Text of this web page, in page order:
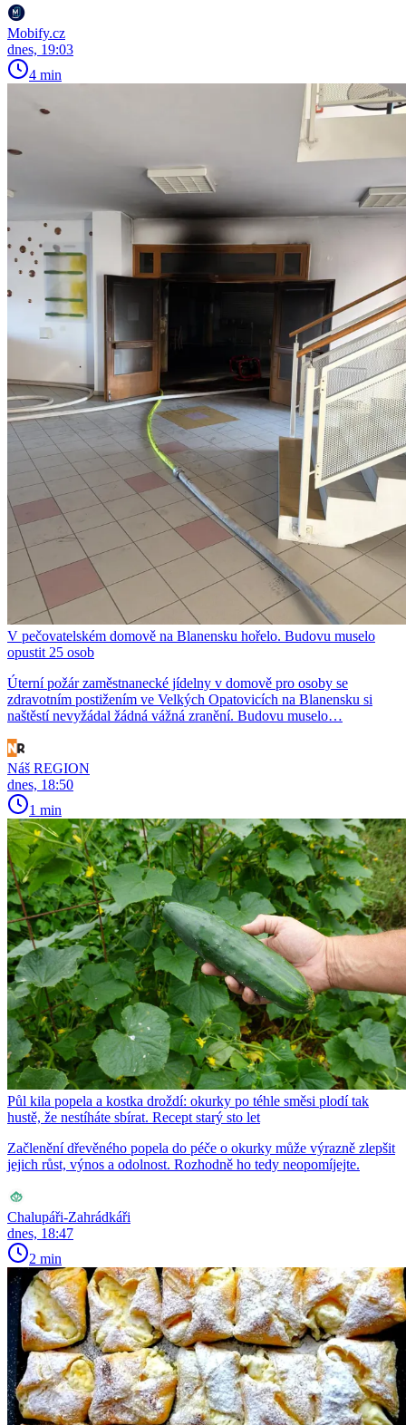
Mobify.cz
dnes, 19:03
4 min
V pečovatelském domově na Blanensku hořelo. Budovu muselo
opustit 25 osob
Úterní požár zaměstnanecké jídelny v domově pro osoby se
zdravotním postižením ve Velkých Opatovicích na Blanensku si
naštěstí nevyžádal žádná vážná zranění. Budovu muselo…
Náš REGION
dnes, 18:50
1 min
Půl kila popela a kostka droždí: okurky po téhle směsi plodí tak
hustě, že nestíháte sbírat. Recept starý sto let
Začlenění dřevěného popela do péče o okurky může výrazně zlepšit
jejich růst, výnos a odolnost. Rozhodně ho tedy neopomíjejte.
Chalupáři-Zahrádkáři
dnes, 18:47
2 min